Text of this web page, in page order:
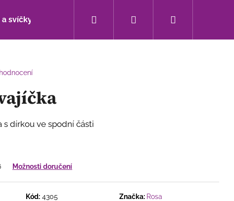
svíčky Bytové doplňky Sezónní novinky
Přihlášení
s dírkou ve spodní části
Možnosti doručení
Kód: 4305 Značka: Rosa
Následující